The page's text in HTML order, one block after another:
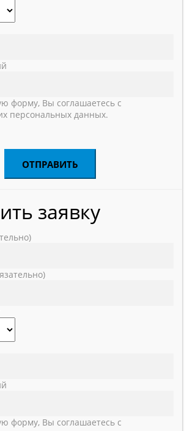
форму, Вы соглашаетесь с
персональных данных.
заявку
форму, Вы соглашаетесь с